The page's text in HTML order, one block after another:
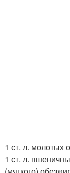
1 ст. л. молотых
1 ст. л.